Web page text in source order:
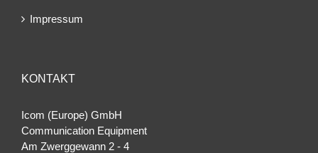
Impressum
KONTAKT
Icom (Europe) GmbH
Communication Equipment
Am Zwerggewann 2 ‐ 4